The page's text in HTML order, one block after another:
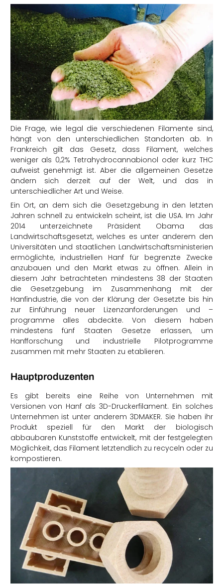
Die Frage, wie legal die verschiedenen Filamente sind,
hängt von den unterschiedlichen Standorten ab. In
Frankreich gilt das Gesetz, dass Filament, welches
weniger als 0,2% Tetrahydrocannabionol oder kurz THC
aufweist genehmigt ist. Aber die allgemeinen Gesetze
ändern sich derzeit auf der Welt, und das in
unterschiedlicher Art und Weise.
Ein Ort, an dem sich die Gesetzgebung in den letzten
Jahren schnell zu entwickeln scheint, ist die USA. Im Jahr
2014 unterzeichnete Präsident Obama das
Landwirtschaftsgesetzt, welches es unter anderem den
Universitäten und staatlichen Landwirtschaftsministerien
ermöglichte, industriellen Hanf für begrenzte Zwecke
anzubauen und den Markt etwas zu öffnen. Allein in
diesem Jahr betrachteten mindestens 38 der Staaten
die Gesetzgebung im Zusammenhang mit der
Hanfindustrie, die von der Klärung der Gesetzte bis hin
zur Einführung neuer Lizenzanforderungen und –
programme alles abdeckte. Von diesem haben
mindestens fünf Staaten Gesetze erlassen, um
Hanfforschung und industrielle Pilotprogramme
zusammen mit mehr Staaten zu etablieren.
Hauptproduzenten
Es gibt bereits eine Reihe von Unternehmen mit
Versionen von Hanf als 3D-Druckerfilament. Ein solches
Unternehmen ist unter anderem 3DMAKER. Sie haben ihr
Produkt speziell für den Markt der biologisch
abbaubaren Kunststoffe entwickelt, mit der festgelegten
Möglichkeit, das Filament letztendlich zu recyceln oder zu
kompostieren.